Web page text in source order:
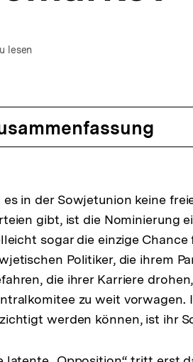
Autor)
lesen
es in der Sowjetunion keine
gibt, ist die Nominierung
sogar die einzige
Politiker, die ihrem
die ihrer Karriere
zu weit vorwagen.
werden können, ist ihr